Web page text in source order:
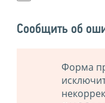
Сообщить об
Форма